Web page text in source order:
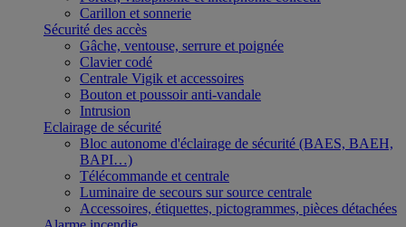
Carillon et sonnerie
Sécurité des accès
Gâche, ventouse, serrure et poignée
Clavier codé
Centrale Vigik et accessoires
Bouton et poussoir anti-vandale
Intrusion
Eclairage de sécurité
Bloc autonome d'éclairage de sécurité (BAES, BAEH,
BAPI…)
Télécommande et centrale
Luminaire de secours sur source centrale
Accessoires, étiquettes, pictogrammes, pièces détachées